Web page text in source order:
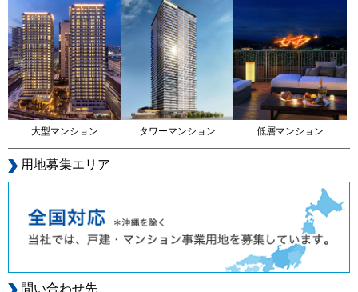
大型マンション タワーマンション 低層マンション
用地募集エリア
問い合わせ先